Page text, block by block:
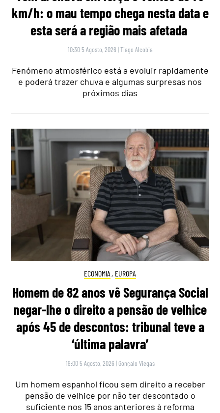
km/h: o mau tempo chega nesta data e
esta será a região mais afetada
10:30 5 Agosto, 2026 |Tiago Alcobia
Fenómeno atmosférico está a evoluir rapidamente
e poderá trazer chuva e algumas surpresas nos
próximos dias
ECONOMIA , EUROPA
Homem de 82 anos vê Segurança Social
negar-lhe o direito a pensão de velhice
após 45 de descontos: tribunal teve a
‘última palavra’
19:00 5 Agosto, 2026 | Gonçalo Viegas
Um homem espanhol ficou sem direito a receber
pensão de velhice por não ter descontado o
suficiente nos 15 anos anteriores à reforma